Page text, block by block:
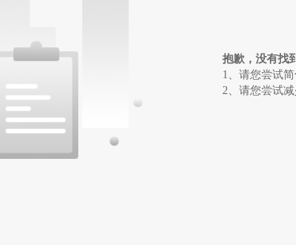
抱歉，没有找
1、请您尝试
2、请您尝试